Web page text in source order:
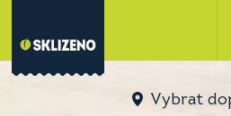
Vybrat